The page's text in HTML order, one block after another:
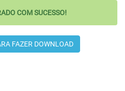
COM SUCESSO!
FAZER DOWNLOAD